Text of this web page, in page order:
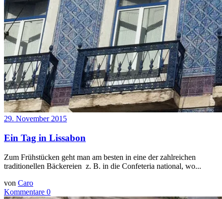
29. November 2015
Ein Tag in Lissabon
Zum Frühstücken geht man am besten in eine der zahlreichen
traditionellen Bäckereien z. B. in die Confeteria national, wo...
von Caro
Kommentare 0